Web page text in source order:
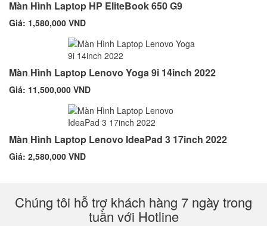
Màn Hình Laptop HP EliteBook 650 G9
Giá: 1,580,000 VND
Màn Hình Laptop Lenovo Yoga 9i 14inch 2022
Giá: 11,500,000 VND
Màn Hình Laptop Lenovo IdeaPad 3 17inch 2022
Giá: 2,580,000 VND
Chúng tôi hỗ trợ khách hàng 7 ngày trong
tuần với Hotline